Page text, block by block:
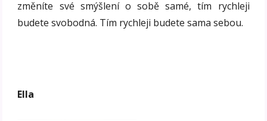
změníte své smýšlení o sobě samé, tím rychleji
budete svobodná. Tím rychleji budete sama sebou.
Ella